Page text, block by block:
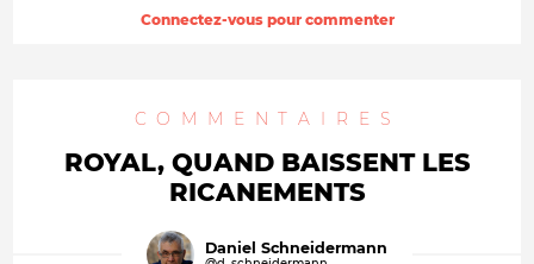
Connectez-vous pour commenter
COMMENTAIRES
ROYAL, QUAND BAISSENT LES
RICANEMENTS
Daniel Schneidermann